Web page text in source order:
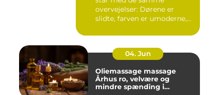
overvejelser: Dørene er
slidte, farven er umoderne,
04. Jun
Oliemassage massage
Århus ro, velvære og
mindre spænding i